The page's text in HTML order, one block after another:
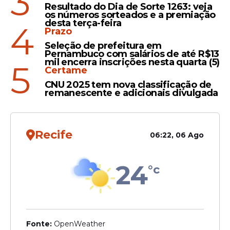
Nordestão
Veja Também
Horário e local
21h30 (de Brasília)
Ilha do Retiro, em Recife
O duelo integra a rodada de abertura da
competição, que será disputada entre os
dias 25 e 26 de março.
Resultado do Dia de Sorte 1263: veja
os números sorteados e a premiação
desta terça-feira
4
Prazo
Seleção de prefeitura em
Pernambuco com salários de até R$13
mil encerra inscrições nesta quarta (5)
5
Certame
CNU 2025 tem nova classificação de
remanescente e adicionais divulgada
Recife 06:22, 06 Ago
24°c
Fonte: OpenWeather